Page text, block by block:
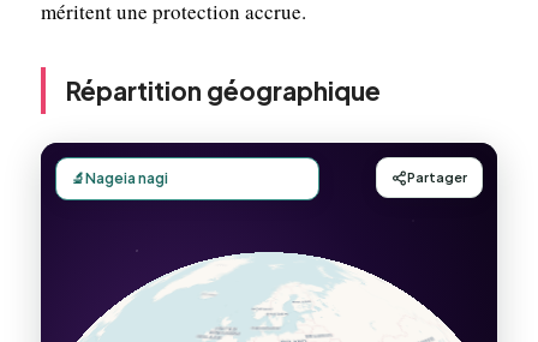
méritent une protection accrue.
Répartition géographique